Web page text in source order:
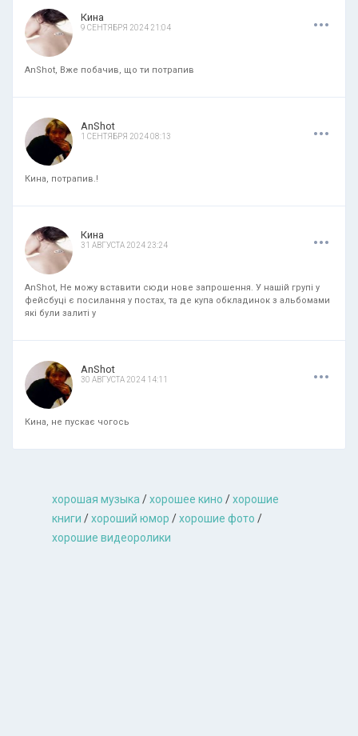
Кина
9 СЕНТЯБРЯ 2024 21:04 ...
AnShot, Вже побачив, що ти потрапив
AnShot
1 СЕНТЯБРЯ 2024 08:13 ...
Кина, потрапив.!
Кина
31 АВГУСТА 2024 23:24 ...
AnShot, Не можу вставити сюди нове запрошення. У нашій групі у
фейсбуці є посилання у постах, та де купа обкладинок з альбомами
які були залиті у
AnShot
30 АВГУСТА 2024 14:11 ...
Кина, не пускає чогось
хорошая музыкa /хорошее кино /хорошие
книги /хороший юмор /хорошие фото /
хорошие видеоролики